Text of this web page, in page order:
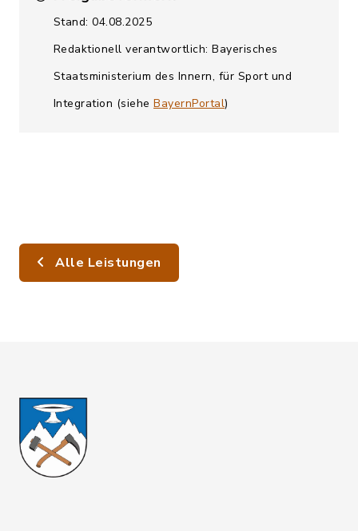
Stand: 04.08.2025
Redaktionell verantwortlich: Bayerisches
Staatsministerium des Innern, für Sport und
Integration (siehe BayernPortal)
Alle Leistungen